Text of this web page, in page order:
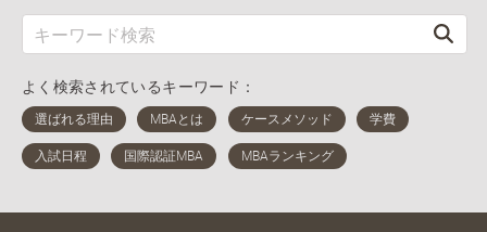
よく検索されているキーワード：